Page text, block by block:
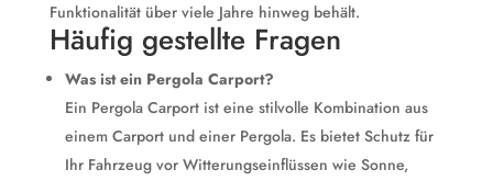
Funktionalität über viele Jahre hinweg behält.
Häufig gestellte Fragen
Was ist ein Pergola Carport?
Ein Pergola Carport ist eine stilvolle Kombination aus
einem Carport und einer Pergola. Es bietet Schutz für
Ihr Fahrzeug vor Witterungseinflüssen wie Sonne,